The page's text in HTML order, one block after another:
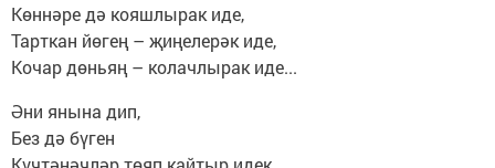
Көннәре дә кояшлырак иде,
Тарткан йөгең – җиңелерәк иде,
Кочар дөньяң – колачлырак иде...
Әни янына дип,
Без дә бүген